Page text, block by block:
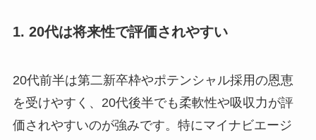
1. 20代は将来性で評価されやすい
20代前半は第二新卒枠やポテンシャル採用の恩恵
を受けやすく、20代後半でも柔軟性や吸収力が評
価されやすいのが強みです。特にマイナビエージ